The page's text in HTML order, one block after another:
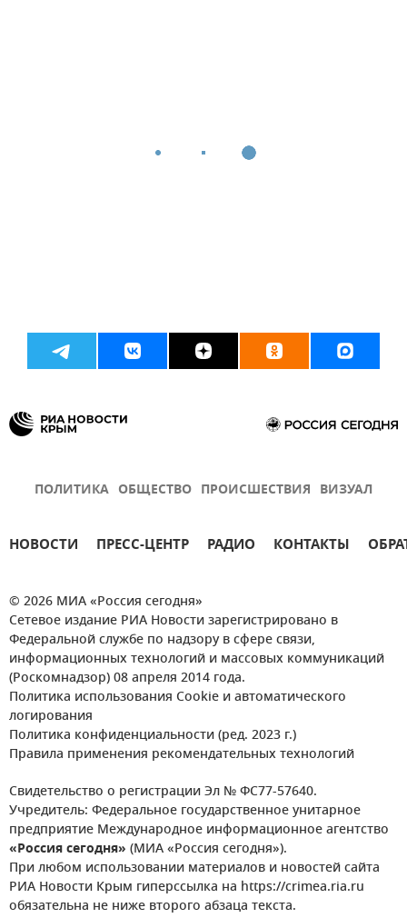
ПОЛИТИКА ОБЩЕСТВО ПРОИСШЕСТВИЯ ВИЗУАЛ
НОВОСТИ ПРЕСС-ЦЕНТР РАДИО КОНТАКТЫ
© 2026 МИА «Россия сегодня»
Сетевое издание РИА Новости зарегистрировано в
Федеральной службе по надзору в сфере связи,
информационных технологий и массовых коммуникаций
(Роскомнадзор) 08 апреля 2014 года.
Политика использования Cookie и автоматического
логирования
Политика конфиденциальности (ред. 2023 г.)
Правила применения рекомендательных технологий
Свидетельство о регистрации Эл № ФС77-57640.
Учредитель: Федеральное государственное унитарное
предприятие Международное информационное агентство
«Россия сегодня» (МИА «Россия сегодня»).
При любом использовании материалов и новостей сайта
РИА Новости Крым гиперссылка на https://crimea.ria.ru
обязательна не ниже второго абзаца текста.